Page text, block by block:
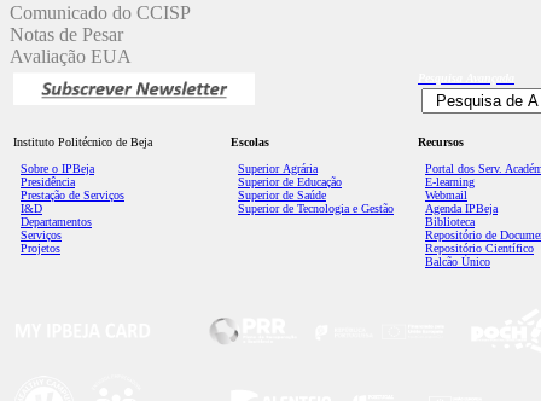
Comunicado do CCISP
Notas de Pesar
Avaliação EUA
Instituto Politécnico de Beja
Sobre o IPBeja
Presidência
Prestação de Serviços
I&D
Departamentos
Serviços
Projetos
Escolas
Superior Agrária
Superior de Educação
Superior de Saúde
Superior de Tecnologia e Gestão
Recursos
Portal dos Serv.
E-learning
Webmail
Agenda IPBeja
Biblioteca
Repositório de
Repositório Científico
Balcão Único